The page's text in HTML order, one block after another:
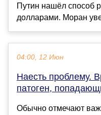
Путин нашёл способ
долларами. Моран
04:00, 12 Июн
Наесть проблему.
патоген,
Обычно отмечают